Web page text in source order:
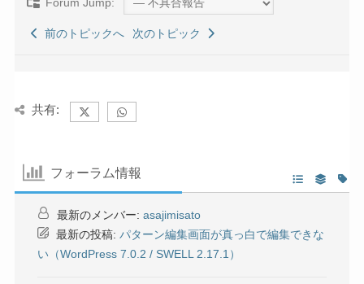
前のトピックへ 次のトピック
共有:
フォーラム情報
最新のメンバー: asajimisato
最新の投稿: パターン編集画面が真っ白で編集できな
い（WordPress 7.0.2 / SWELL 2.17.1）